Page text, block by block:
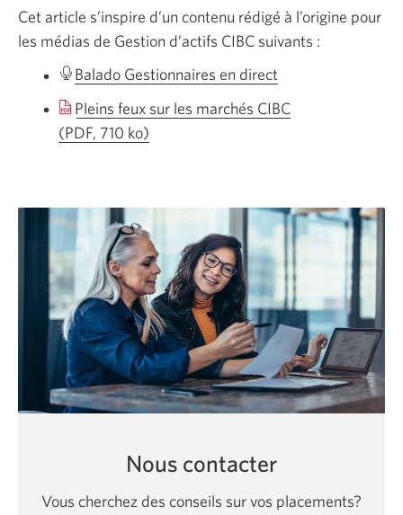
Cet article s’inspire d’un contenu rédigé à l’origine pour
les médias de Gestion d’actifs CIBC suivants :
Balado Gestionnaires en direct
nouvelle
fenêtre
Pleins feux sur les marchés CIBC
(PDF, 710 ko)
s’affichera.
Nous contacter
Vous cherchez des conseils sur vos placements?